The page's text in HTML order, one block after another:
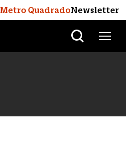
Metro QuadradoNewsletter